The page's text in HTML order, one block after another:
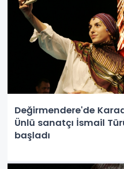
Değirmendere'de
Ünlü sanatçı İsmail
başladı